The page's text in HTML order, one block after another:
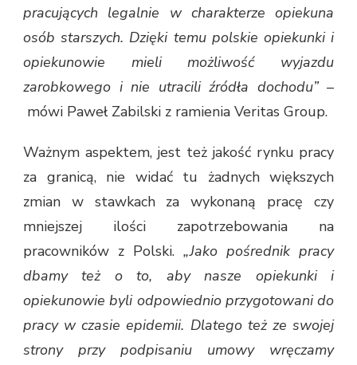
pracujących legalnie w charakterze opiekuna
osób starszych. Dzięki temu polskie opiekunki i
opiekunowie mieli możliwość wyjazdu
zarobkowego i nie utracili źródła dochodu” –
mówi Paweł Zabilski z ramienia Veritas Group.
Ważnym aspektem, jest też jakość rynku pracy
za granicą, nie widać tu żadnych większych
zmian w stawkach za wykonaną pracę czy
mniejszej ilości zapotrzebowania na
pracowników z Polski. „Jako pośrednik pracy
dbamy też o to, aby nasze opiekunki i
opiekunowie byli odpowiednio przygotowani do
pracy w czasie epidemii. Dlatego też ze swojej
strony przy podpisaniu umowy wręczamy